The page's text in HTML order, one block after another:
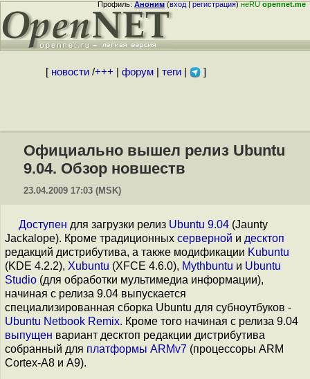
Профиль:Аноним(вход|регистрация)неRUopennet.me
[ новости/+++ форум| теги| ]
Официально вышел релиз Ubuntu
9.04. Обзор новшеств
23.04.2009 17:03 (MSK)
Доступен для загрузки релиз Ubuntu 9.04 (Jaunty
Jackalope). Кроме традиционных серверной и десктоп
редакций дистрибутива, а также модификации Kubuntu
(KDE 4.2.2), Xubuntu (XFCE 4.6.0), Mythbuntu и Ubuntu
Studio (для обработки мультимедиа информации),
начиная с релиза 9.04 выпускается
специализированная сборка Ubuntu для субноутбуков -
Ubuntu Netbook Remix. Кроме того начиная с релиза 9.04
выпущен вариант десктоп редакции дистрибутива
собранный для платформы ARMv7 (процессоры ARM
Cortex-A8 и A9).